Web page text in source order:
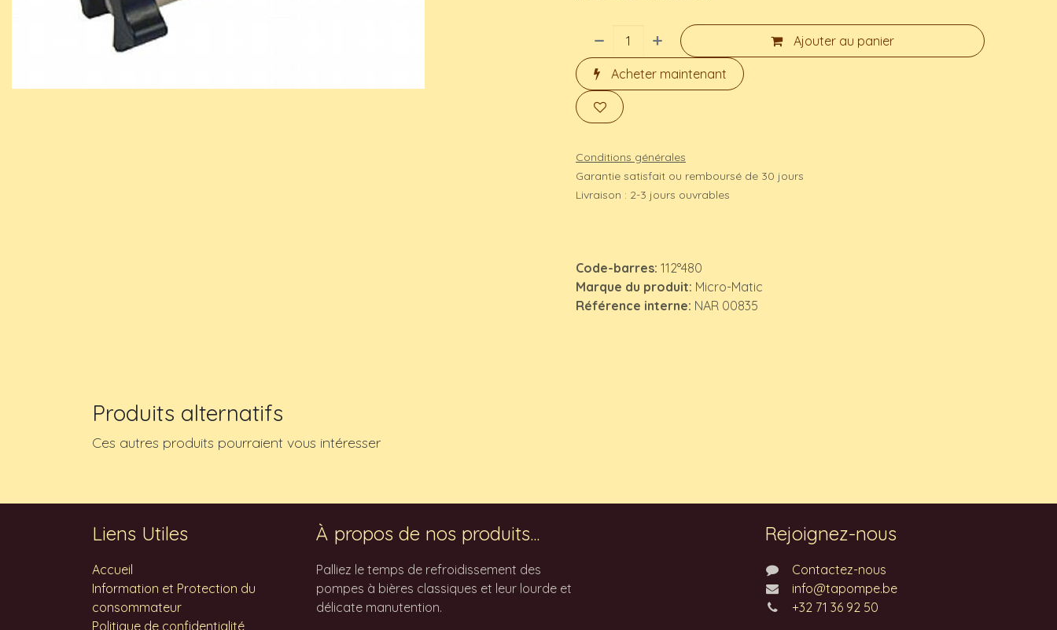
Ajouter au panier
Acheter maintenant
Conditions générales
Garantie satisfait ou remboursé de 30 jours
Livraison : 2-3 jours ouvrables
Code-barres: 112°480
Marque du produit: Micro-Matic
Référence interne: NAR 00835
Produits alternatifs
Ces autres produits pourraient vous intéresser
Liens Utiles
Accueil
Information et Protection du
consommateur
Politique de confidentialité
À propos de nos produits...
Palliez le temps de refroidissement des
pompes à bières classiques et leur lourde et
délicate manutention.
Rejoignez-nous
Contactez-nous
info@tapompe.be
+32 71 36 92 50